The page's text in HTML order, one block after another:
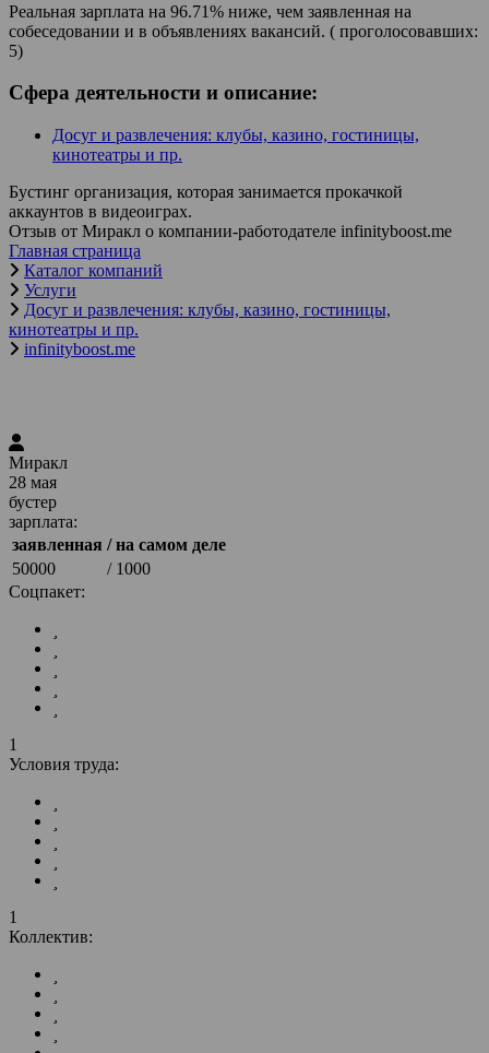
Реальная зарплата на 96.71% ниже, чем заявленная на
собеседовании и в объявлениях вакансий. ( проголосовавших:
5)
Сфера деятельности и описание:
Досуг и развлечения: клубы, казино, гостиницы,
кинотеатры и пр.
Бустинг организация, которая занимается прокачкой
аккаунтов в видеоиграх.
Отзыв от Миракл о компании-работодателе infinityboost.me
Главная страница
Каталог компаний
Услуги
Досуг и развлечения: клубы, казино, гостиницы,
кинотеатры и пр.
infinityboost.me
Миракл
28 мая
бустер
зарплата:
заявленная / на самом деле
50000
/ 1000
Соцпакет:
1
Условия труда:
1
Коллектив: